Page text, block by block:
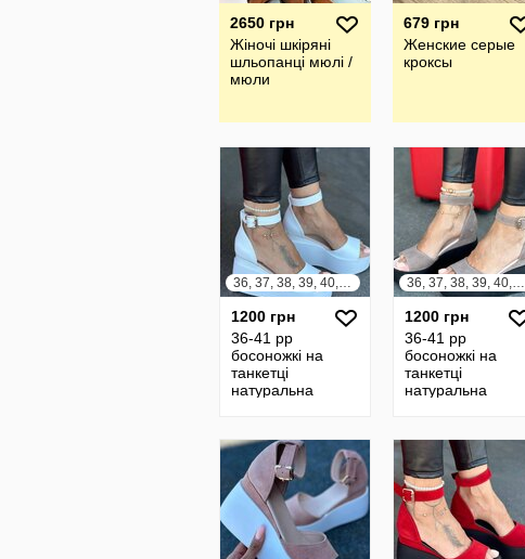
2650 грн
Жіночі шкіряні
шльопанці мюлі /
мюли
679 грн
Женские серые
кроксы
36, 37, 38, 39, 40, 41
1200 грн
36-41 рр
босоножкі на
танкетці
натуральна
шоколад,
бежевий,
капучино
36, 37, 38, 39, 40, 41
1200 грн
36-41 рр
босоножкі на
танкетці
натуральна
шоколад,
бежевий,
капучино